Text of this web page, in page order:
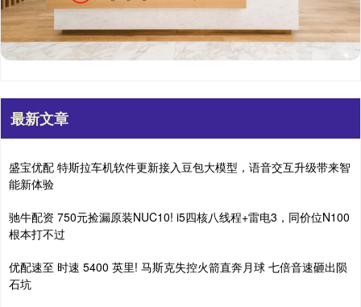
最新文章
盛宝优配 特斯拉车机软件更新接入豆包大模型，语音交互升级带来智
能新体验
驰牛配资 750元捡漏原装NUC10! i5四核八线程+雷电3，同价位N100
根本打不过
优配速至 时速 5400 英里! 马斯克失控火箭直奔月球 七倍音速砸出陨
石坑